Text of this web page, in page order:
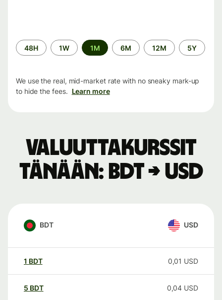
Time
period
48H 1W 1M 6M 12M 5Y
We use the real, mid-market rate with no sneaky mark-up
to hide the fees. Learn more
Valuuttakurssit
tänään: BDT → USD
BDT USD
1 BDT 0,01 USD
5 BDT 0,04 USD